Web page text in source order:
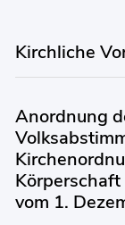
Kirchliche
Anordnung
vom 1.